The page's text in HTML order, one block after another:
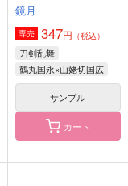
モブと鶴丸
鏡月
専売 347円 （税込）
刀剣乱舞
鶴丸国永×山姥切国広
サンプル
カート